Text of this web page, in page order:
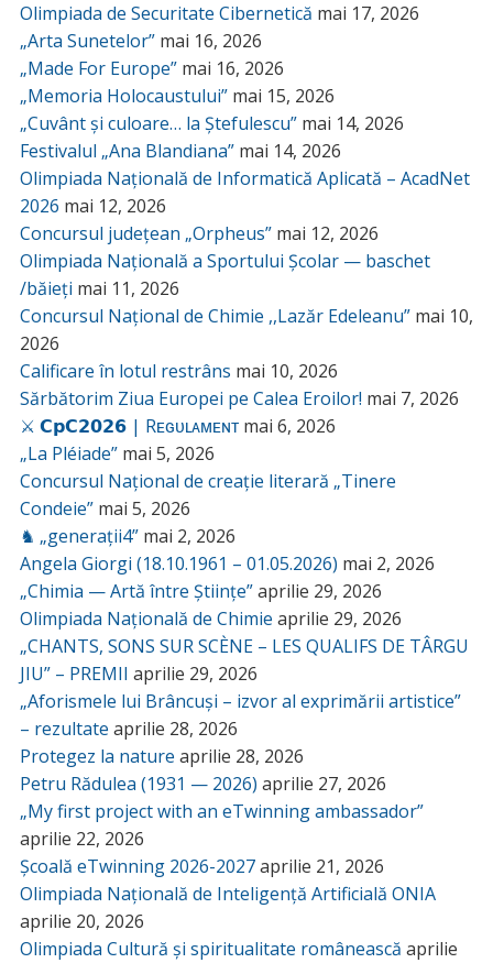
Olimpiada de Securitate Cibernetică mai 17, 2026
„Arta Sunetelor” mai 16, 2026
„Made For Europe” mai 16, 2026
„Memoria Holocaustului” mai 15, 2026
„Cuvânt și culoare… la Ștefulescu” mai 14, 2026
Festivalul „Ana Blandiana” mai 14, 2026
Olimpiada Națională de Informatică Aplicată – AcadNet
2026 mai 12, 2026
Concursul județean „Orpheus” mai 12, 2026
Olimpiada Națională a Sportului Școlar — baschet
/băieți mai 11, 2026
Concursul Național de Chimie ,,Lazăr Edeleanu” mai 10,
2026
Calificare în lotul restrâns mai 10, 2026
Sărbătorim Ziua Europei pe Calea Eroilor! mai 7, 2026
⚔️ 𝗖𝗽𝗖𝟮𝟬𝟮𝟲 | Rᴇɢᴜʟᴀᴍᴇɴᴛ mai 6, 2026
„La Pléiade” mai 5, 2026
Concursul Național de creație literară „Tinere
Condeie” mai 5, 2026
♞ „generații4” mai 2, 2026
Angela Giorgi (18.10.1961 – 01.05.2026) mai 2, 2026
„Chimia — Artă între Științe”aprilie 29, 2026
Olimpiada Națională de Chimie aprilie 29, 2026
„CHANTS, SONS SUR SCÈNE – LES QUALIFS DE TÂRGU
JIU” – PREMII aprilie 29, 2026
„Aforismele lui Brâncuși – izvor al exprimării artistice”
– rezultate aprilie 28, 2026
Protegez la nature aprilie 28, 2026
Petru Rădulea (1931 — 2026) aprilie 27, 2026
„My first project with an eTwinning ambassador”
aprilie 22, 2026
Școală eTwinning 2026-2027aprilie 21, 2026
Olimpiada Națională de Inteligență Artificială ONIA
aprilie 20, 2026
Olimpiada Cultură și spiritualitate românească aprilie